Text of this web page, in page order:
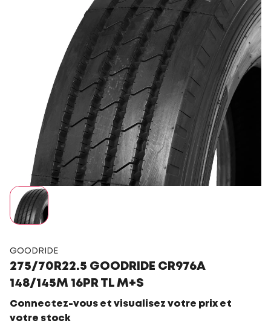
GOODRIDE
275/70R22.5 GOODRIDE CR976A
148/145M 16PR TL M+S
Connectez-vous et visualisez votre prix et
votre stock